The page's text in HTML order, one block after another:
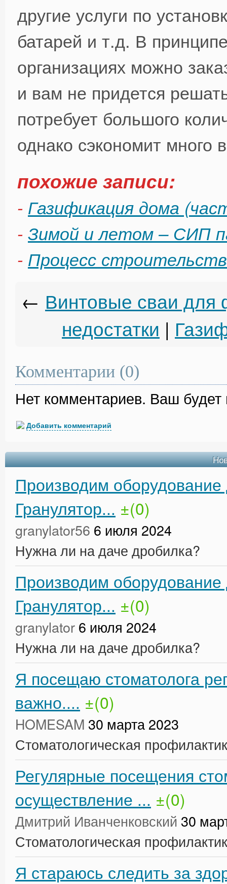
другие услуги по
батарей и т.д. В
организациях можно
и вам не придется
потребует большого
однако сэкономит много
похожие записи:
- Газификация дома
- Зимой и летом – СИП
- Процесс
← Винтовые сваи для
недостатки |
Комментарии (0)
Нет комментариев. Ваш
Добавить комментарий
Производим
Гранулятор... ±(0)
granylator56 6 июля 2024
Нужна ли на даче дробилка?
Производим
Гранулятор... ±(0)
granylator 6 июля 2024
Нужна ли на даче дробилка?
Я посещаю стоматолога
важно.... ±(0)
HOMESAM 30 марта 2023
Стоматологическая
Регулярные посещения
осуществление ... ±(0)
Дмитрий Иванченковский 30
Стоматологическая
Я стараюсь следить за